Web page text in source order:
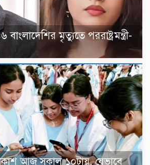
মৃত্যুতে পররাষ্ট্রমন্ত্রী-
আজ সকাল ১০টায়, যেভাবে